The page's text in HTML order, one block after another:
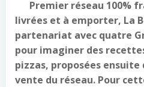
Premier réseau 100%
livrées et à emporter, La
partenariat avec quatre
pour imaginer des
pizzas, proposées ensuite
vente du réseau. Pour